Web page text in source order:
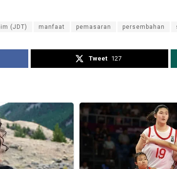
(JDT) manfaat pemasaran persembahan
Tweet 127